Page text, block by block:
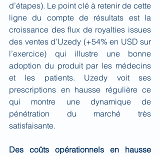
d’étapes). Le point clé à retenir de cette
ligne du compte de résultats est la
croissance des flux de royalties issues
des ventes d’Uzedy (+54% en USD sur
l’exercice) qui illustre une bonne
adoption du produit par les médecins
et les patients. Uzedy voit ses
prescriptions en hausse régulière ce
qui montre une dynamique de
pénétration du marché très
satisfaisante.
Des coûts opérationnels en hausse